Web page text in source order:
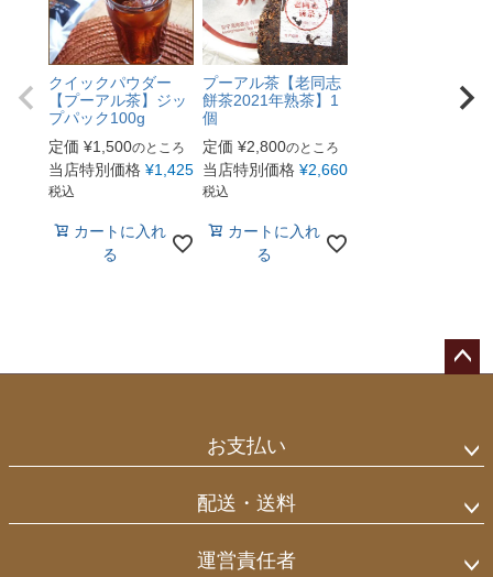
クイックパウダー
【プーアル茶】ジッ
プパック100g
定価 ¥1,500のところ
当店特別価格 ¥1,425
税込
カートに入れ
る
プーアル茶【老同志
餅茶2021年熟茶】1
個
定価 ¥2,800のところ
当店特別価格 ¥2,660
税込
カートに入れ
る
お支払い
配送・送料
運営責任者